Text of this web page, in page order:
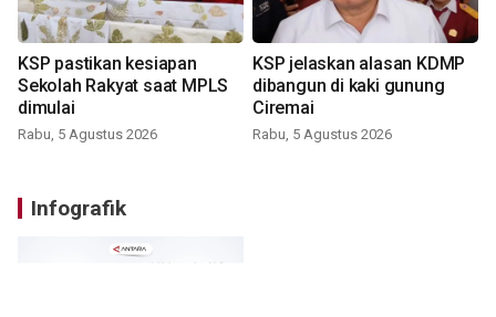
KSP pastikan kesiapan
Sekolah Rakyat saat MPLS
dimulai
Rabu, 5 Agustus 2026
KSP jelaskan alasan KDMP
dibangun di kaki gunung
Ciremai
Rabu, 5 Agustus 2026
Infografik